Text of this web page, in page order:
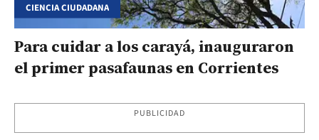
CIENCIA CIUDADANA
Para cuidar a los carayá, inauguraron
el primer pasafaunas en Corrientes
PUBLICIDAD